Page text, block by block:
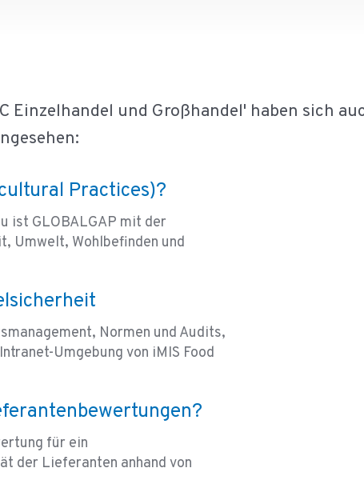
Einzelhandel und Großhandel' haben sich
Practices)?
ist GLOBALGAP mit der
Umwelt, Wohlbefinden und
Normen und Audits,
Umgebung von iMIS Food
für ein
der Lieferanten anhand von